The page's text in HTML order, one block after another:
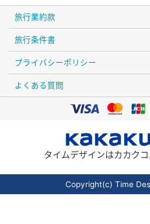
旅行業約款
旅行条件書
プライバシーポリシー
よくある質問
タイムデザインはカカクコ
Copyright(c) Time